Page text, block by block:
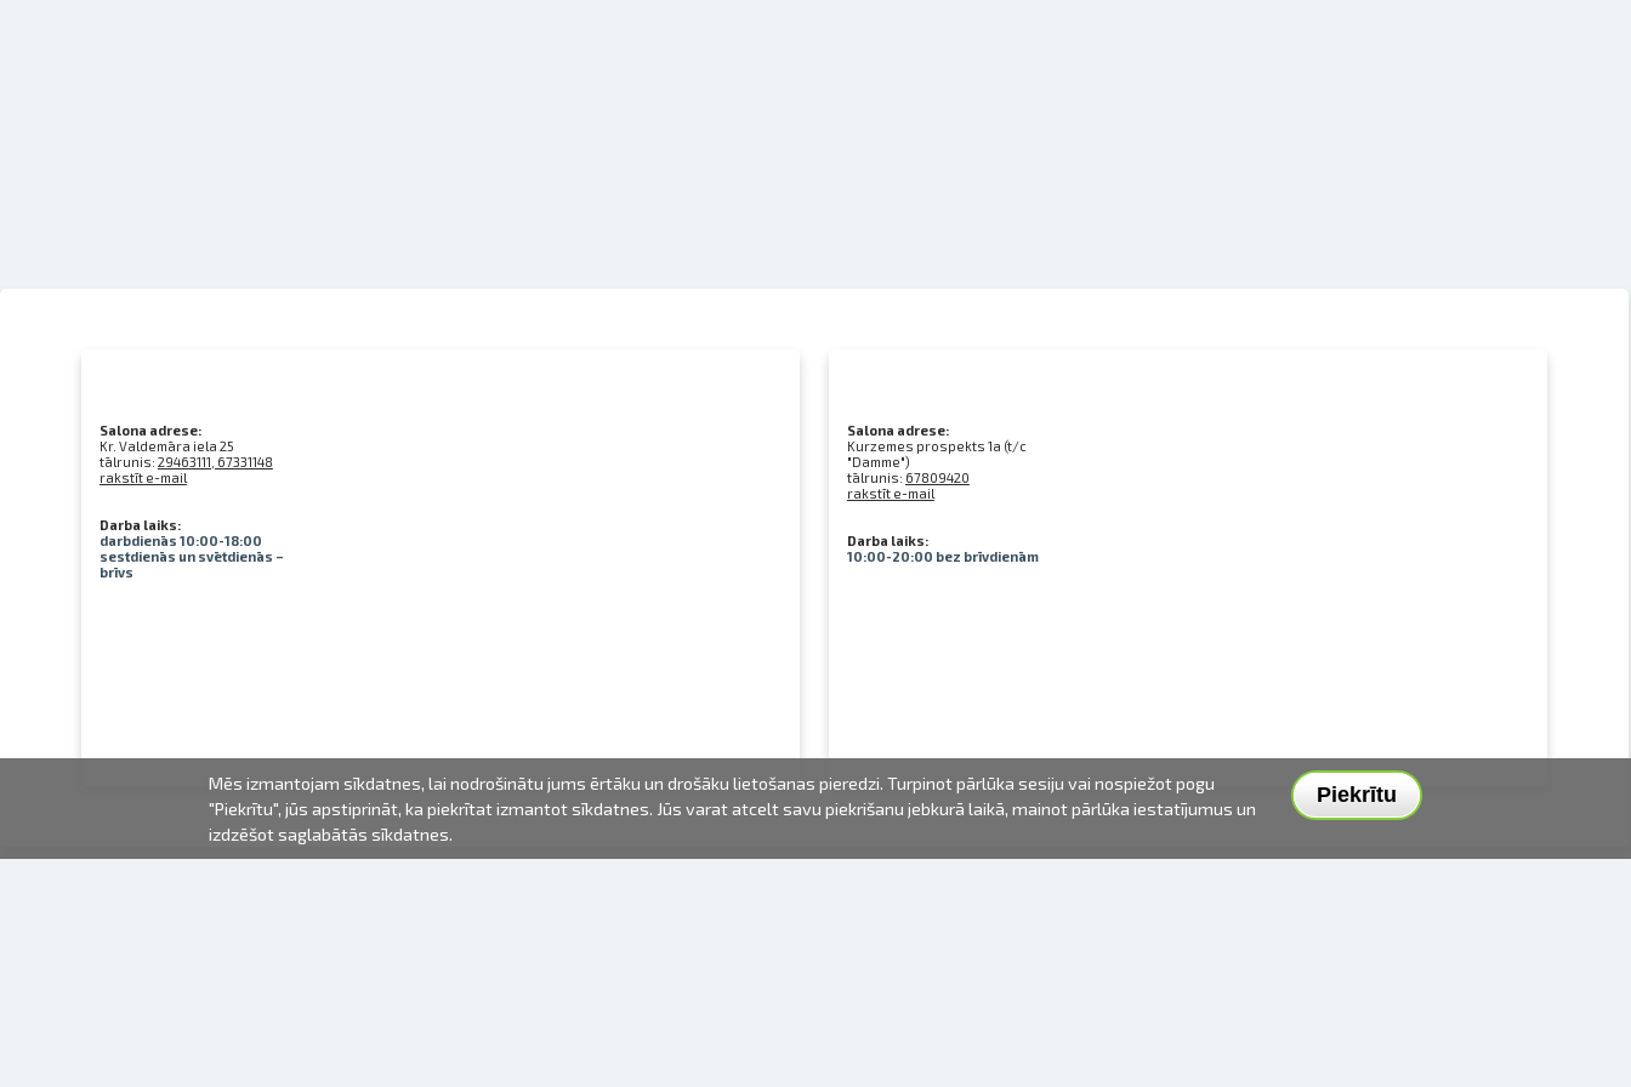
Salona adrese:
Kr. Valdemāra iela 25
tālrunis: 29463111, 67331148
rakstīt e-mail
Darba laiks:
darbdienās 10:00-18:00
sestdienās un svētdienās –
brīvs
Salona adrese:
Kurzemes prospekts 1a (t/c
"Damme")
tālrunis: 67809420
rakstīt e-mail
Darba laiks:
10:00-20:00 bez brīvdienām
Piekrītu
Mēs izmantojam sīkdatnes, lai nodrošinātu jums ērtāku un drošāku lietošanas pieredzi. Turpinot pārlūka sesiju vai nospiežot pogu
"Piekrītu", jūs apstiprināt, ka piekrītat izmantot sīkdatnes. Jūs varat atcelt savu piekrišanu jebkurā laikā, mainot pārlūka iestatījumus un
izdzēšot saglabātās sīkdatnes.